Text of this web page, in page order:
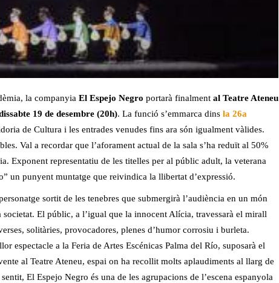
la companyia El Espejo Negro portarà finalment al Teatre Ateneu
19 de desembre (20h). La funció s’emmarca dins la 26a
de Cultura i les entrades venudes fins ara són igualment vàlides.
Val a recordar que l’aforament actual de la sala s’ha reduït al 50%
Exponent representatiu de les titelles per al públic adult, la veterana
un punyent muntatge que reivindica la llibertat d’expressió.
sortit de les tenebres que submergirà l’audiència en un món
societat. El públic, a l’igual que la innocent Alícia, travessarà el mirall
solitàries, provocadores, plenes d’humor corrosiu i burleta.
espectacle a la Feria de Artes Escénicas Palma del Río, suposarà el
al Teatre Ateneu, espai on ha recollit molts aplaudiments al llarg de
El Espejo Negro és una de les agrupacions de l’escena espanyola